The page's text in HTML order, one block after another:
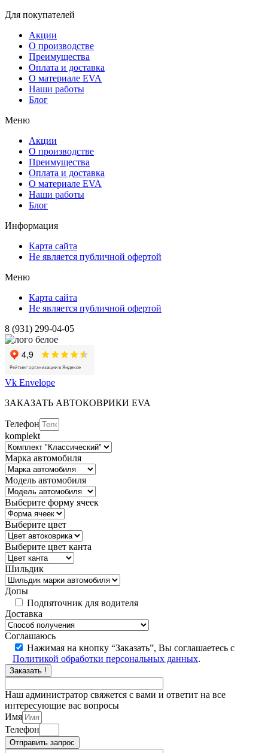
Для покупателей
Акции
О производстве
Преимущества
Оплата и доставка
О материале EVA
Наши работы
Блог
Меню
Акции
О производстве
Преимущества
Оплата и доставка
О материале EVA
Наши работы
Блог
Информация
Карта сайта
Не является публичной офертой
Меню
Карта сайта
Не является публичной офертой
8 (931) 299-04-05
Vk Envelope
ЗАКАЗАТЬ АВТОКОВРИКИ EVA
Телефон
komplekt
Марка автомобиля
Модель автомобиля
Выберите форму ячеек
Выберите цвет
Выберите цвет канта
Шильдик
Допы
Подпяточник для водителя
Доставка
Соглашаюсь
Нажимая на кнопку “Заказать”, Вы соглашаетесь с
Политикой обработки персональных данных.
Заказать !
Наш администратор свяжется с вами и ответит на все
интересующие вас вопросы
Имя
Телефон
Отправить запрос